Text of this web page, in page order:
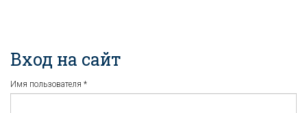
Вход на сайт
Имя пользователя *